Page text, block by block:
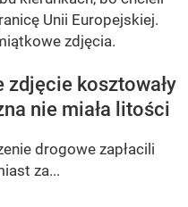
Unii Europejskiej.
zdjęcia.
kosztowały
nie miała litości
drogowe zapłacili
za...